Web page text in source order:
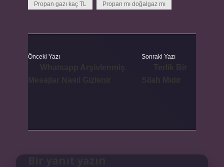
Propan gazı kaç TL Propan mı doğalgaz mı
Önceki Yazı Sonraki Yazı